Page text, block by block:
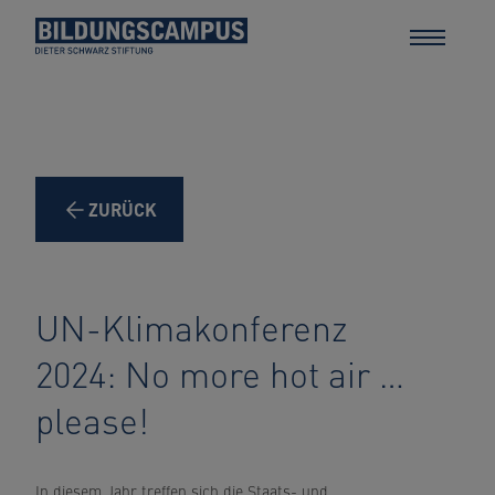
ZURÜCK
UN-Klimakonferenz
2024: No more hot air …
please!
In diesem Jahr treffen sich die Staats- und